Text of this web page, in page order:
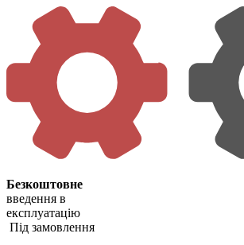
Безкоштовне
введення в
експлуатацію
Під замовлення